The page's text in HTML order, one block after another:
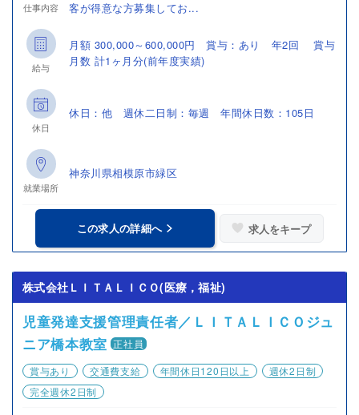
仕事内容 客が得意な方募集してお...
給与
月額 300,000～600,000円 賞与：あり 年2回 賞与
月数 計1ヶ月分(前年度実績)
休日
休日：他 週休二日制：毎週 年間休日数：105日
就業場所
神奈川県相模原市緑区
この求人の詳細へ 求人をキープ
株式会社ＬＩＴＡＬＩＣＯ(医療，福祉)
児童発達支援管理責任者／ＬＩＴＡＬＩＣＯジュ
ニア橋本教室 正社員
賞与あり
交通費支給 年間休日120日以上
週休2日制
完全週休2日制